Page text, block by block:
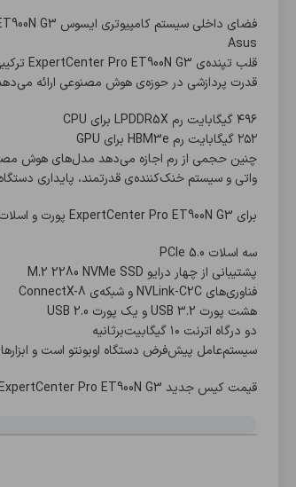
فضای داخلی سیستم کامپیوتری ایسوس ExpertCenter Pro ET900N G3
Asus
قدرت پردازشی در حوزه‌ی هوش مصنوعی ارائه می‌دهد. اکسپرت‌سنتر
۴۹۶ گیگابایت رم LPDDR5X برای CPU
۲۵۲ گیگابایت رم HBM3e برای GPU
واتی و سیستم خنک‌کننده‌ی قدرتمند، پایداری
برای ExpertCenter Pro ET900N G3 پورت و اسلات‌های متنوعی در نظر گرفته شده است:
سه اسلات PCIe 5.0
پشتیبانی از چهار درایو M.2 2280 NVMe SSD
فناوری‌های NVLink-C2C و شبکه‌ی ConnectX-8
هشت پورت USB 3.2 و یک پورت USB 2.0
دو درگاه اترنت ۱۰ گیگابیت‌برثانیه
سیستم‌عامل پیش‌فرض دستگاه اوبونتو است و
قیمت کیس جدید ExpertCenter Pro ET900N G3 از ۹۹,۹۹۹ دلار آغاز می‌شود. این محصول هم‌اکنون در ایالات متحده در دسترس است.